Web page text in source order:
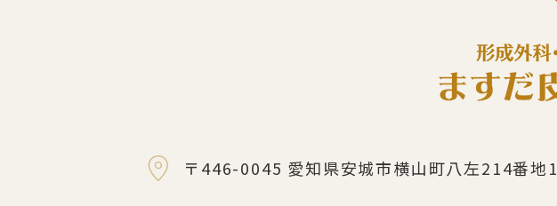
〒446-0045 愛知県安城市横山町八左214番地1